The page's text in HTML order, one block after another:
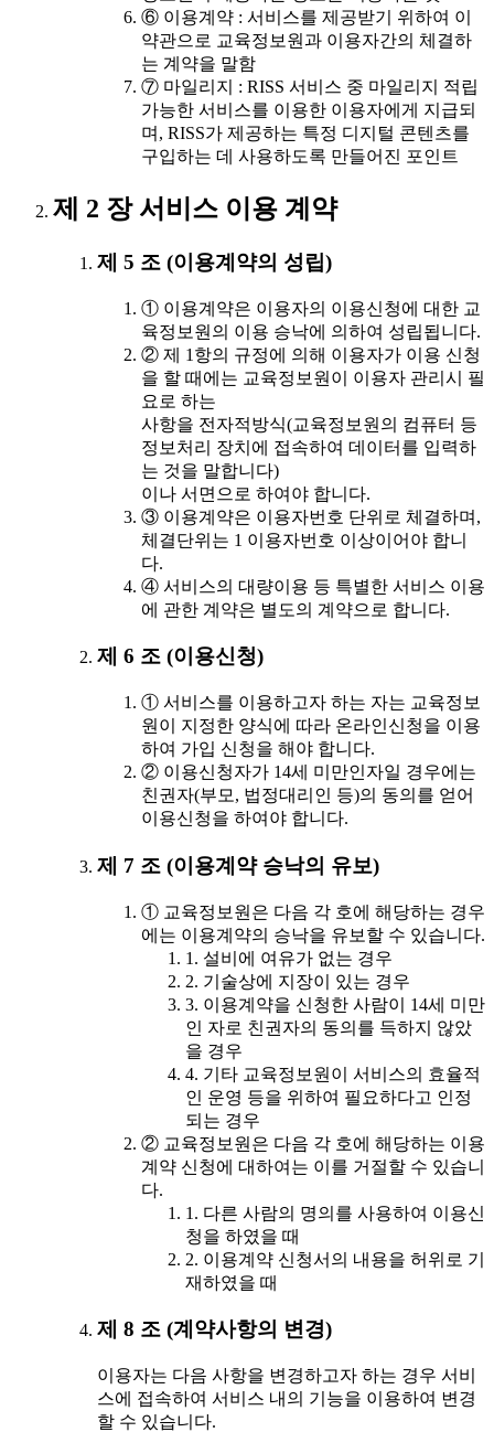
⑥ 이용계약 : 서비스를 제공받기 위하여 이
약관으로 교육정보원과 이용자간의 체결하
는 계약을 말함
⑦ 마일리지 : RISS 서비스 중 마일리지 적립
가능한 서비스를 이용한 이용자에게 지급되
며, RISS가 제공하는 특정 디지털 콘텐츠를
구입하는 데 사용하도록 만들어진 포인트
제 2 장 서비스 이용 계약
제 5 조 (이용계약의 성립)
① 이용계약은 이용자의 이용신청에 대한 교
육정보원의 이용 승낙에 의하여 성립됩니다.
② 제 1항의 규정에 의해 이용자가 이용 신청
을 할 때에는 교육정보원이 이용자 관리시 필
요로 하는
사항을 전자적방식(교육정보원의 컴퓨터 등
정보처리 장치에 접속하여 데이터를 입력하
는 것을 말합니다)
이나 서면으로 하여야 합니다.
③ 이용계약은 이용자번호 단위로 체결하며,
체결단위는 1 이용자번호 이상이어야 합니
다.
④ 서비스의 대량이용 등 특별한 서비스 이용
에 관한 계약은 별도의 계약으로 합니다.
제 6 조 (이용신청)
① 서비스를 이용하고자 하는 자는 교육정보
원이 지정한 양식에 따라 온라인신청을 이용
하여 가입 신청을 해야 합니다.
② 이용신청자가 14세 미만인자일 경우에는
친권자(부모, 법정대리인 등)의 동의를 얻어
이용신청을 하여야 합니다.
제 7 조 (이용계약 승낙의 유보)
① 교육정보원은 다음 각 호에 해당하는 경우
에는 이용계약의 승낙을 유보할 수 있습니다.
1. 설비에 여유가 없는 경우
2. 기술상에 지장이 있는 경우
3. 이용계약을 신청한 사람이 14세 미만
인 자로 친권자의 동의를 득하지 않았
을 경우
4. 기타 교육정보원이 서비스의 효율적
인 운영 등을 위하여 필요하다고 인정
되는 경우
② 교육정보원은 다음 각 호에 해당하는 이용
계약 신청에 대하여는 이를 거절할 수 있습니
다.
1. 다른 사람의 명의를 사용하여 이용신
청을 하였을 때
2. 이용계약 신청서의 내용을 허위로 기
재하였을 때
제 8 조 (계약사항의 변경)
이용자는 다음 사항을 변경하고자 하는 경우 서비
스에 접속하여 서비스 내의 기능을 이용하여 변경
할 수 있습니다.